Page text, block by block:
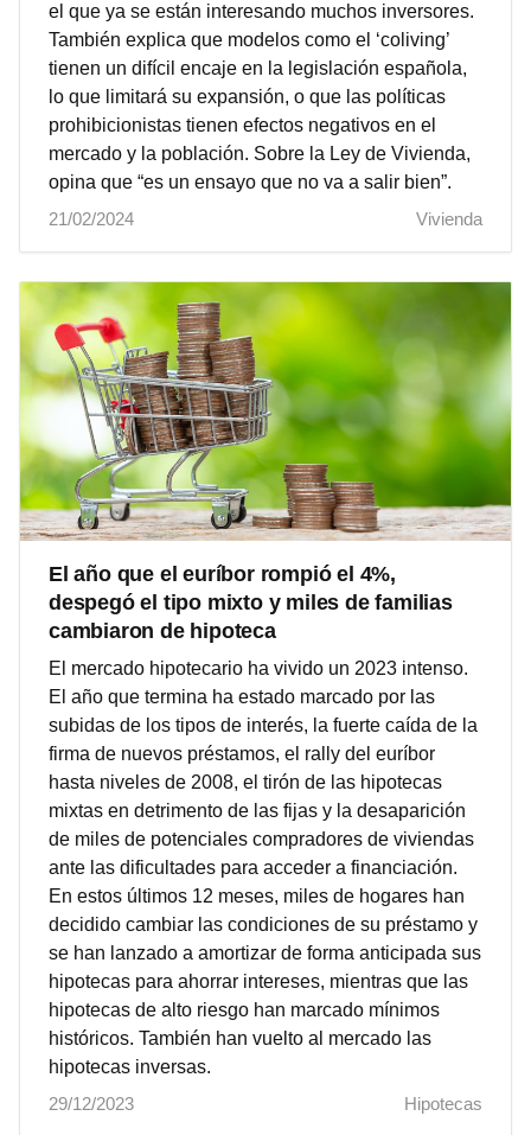
el que ya se están interesando muchos inversores.
También explica que modelos como el ‘coliving’
tienen un difícil encaje en la legislación española,
lo que limitará su expansión, o que las políticas
prohibicionistas tienen efectos negativos en el
mercado y la población. Sobre la Ley de Vivienda,
opina que “es un ensayo que no va a salir bien”.
21/02/2024
Vivienda
El año que el euríbor rompió el 4%,
despegó el tipo mixto y miles de familias
cambiaron de hipoteca
El mercado hipotecario ha vivido un 2023 intenso.
El año que termina ha estado marcado por las
subidas de los tipos de interés, la fuerte caída de la
firma de nuevos préstamos, el rally del euríbor
hasta niveles de 2008, el tirón de las hipotecas
mixtas en detrimento de las fijas y la desaparición
de miles de potenciales compradores de viviendas
ante las dificultades para acceder a financiación.
En estos últimos 12 meses, miles de hogares han
decidido cambiar las condiciones de su préstamo y
se han lanzado a amortizar de forma anticipada sus
hipotecas para ahorrar intereses, mientras que las
hipotecas de alto riesgo han marcado mínimos
históricos. También han vuelto al mercado las
hipotecas inversas.
29/12/2023
Hipotecas